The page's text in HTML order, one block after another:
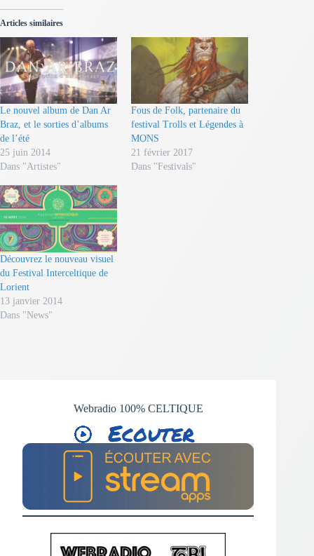
Articles similaires
Le nouvel album de Dan Ar
Braz, et le sorties d’albums
de l’été
25 juin 2014
Dans "Artistes"
Fous de Folk, partenaire du
festival Trolls et Légendes à
MONS
21 février 2017
Dans "Festivals"
Découvrez le nouveau visuel
du Festival Interceltique de
Lorient
13 janvier 2014
Dans "News"
Webradio 100% CELTIQUE